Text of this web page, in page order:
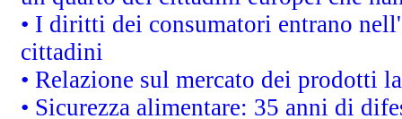
• I diritti dei consumatori entrano
cittadini
• Relazione sul mercato dei prodotti
• Sicurezza alimentare: 35 anni di